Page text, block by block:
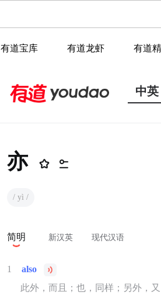
有道宝库 有道龙虾 有道
中英
亦
/ yì /
简明 新汉英 现代汉语
1
also
此外，而且；也，同样；另外，